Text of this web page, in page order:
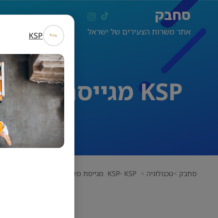
KSP
סחבק
אתר משרות הצעירים של ישראל
KSP מגייסת מלקטים/ות למחסן בפארק התעשייה קיסריה
סחבק טכנולוגיה KSP KSP מגייסת מלקטים/ות למחסן בפארק התעשייה קיסריה